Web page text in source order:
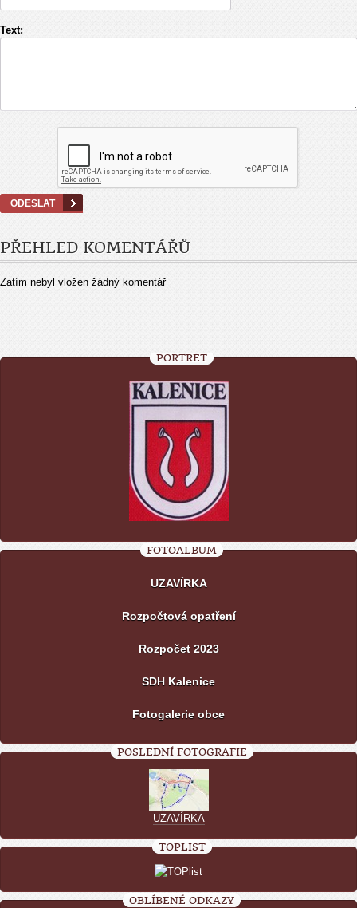
Text:
PŘEHLED KOMENTÁŘŮ
Zatím nebyl vložen žádný komentář
PORTRÉT
FOTOALBUM
UZAVÍRKA
Rozpočtová opatření
Rozpočet 2023
SDH Kalenice
Fotogalerie obce
POSLEDNÍ FOTOGRAFIE
UZAVÍRKA
TOPLIST
OBLÍBENÉ ODKAZY